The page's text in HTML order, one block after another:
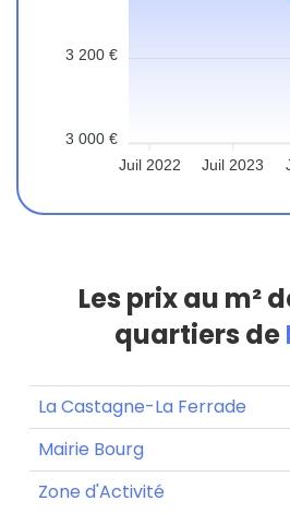
3 200 €
3 000 €
Juil 2022 Juil 2023
Les prix au m²
quartiers de
La Castagne-La Ferrade
Mairie Bourg
Zone d'Activité